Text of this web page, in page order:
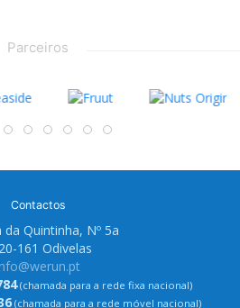
Parceiros
Contactos
da Quintinha, Nº 5a
161 Odivelas
(chamada para a rede fixa nacional)
(chamada para a rede móvel nacional)